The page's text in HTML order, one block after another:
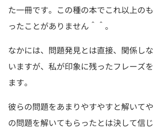
た一冊です。この種の本でこれ以上の
ったことがありません＾＾。
なかには、問題発見とは直接、関係し
いますが、私が印象に残ったフレーズ
ます。
彼らの問題をあまりやすやすと解いて
の問題を解いてもらったとは決して信